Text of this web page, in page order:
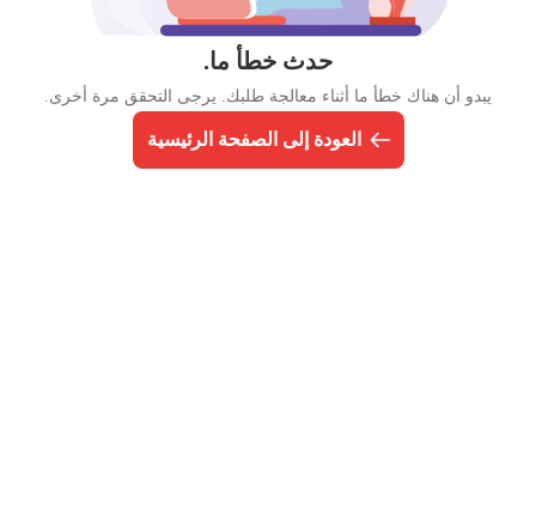
حدث خطأ ما.
يبدو أن هناك خطأ ما أثناء معالجة طلبك. يرجى التحقق مرة أخرى.
العودة إلى الصفحة الرئيسية